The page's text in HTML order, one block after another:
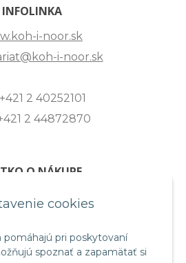
cookies
pomáhajú pri poskytovaní
spoznať a zapamätať si
INFOLINKA
i-noor.sk
i-noor.sk
2 40252101
2 44872870
O NÁKUPE
OTÁZKY
PODMIENKY
PORIADOK